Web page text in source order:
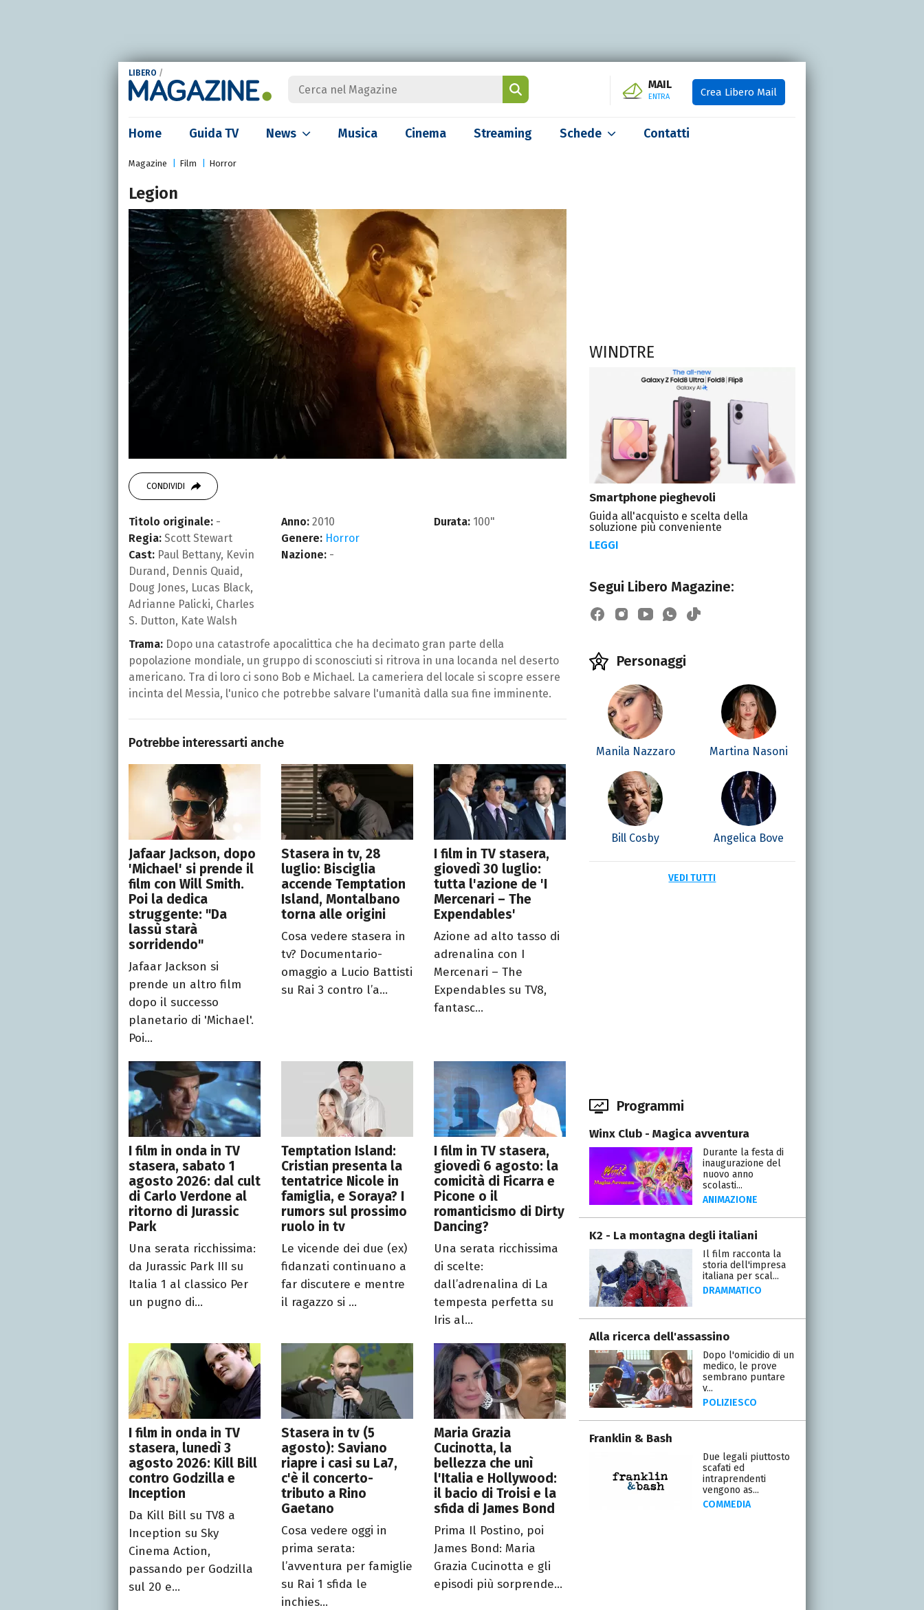
LIBERO /
MAIL
ENTRA Crea Libero Mail
Home Guida TV News Musica Cinema Streaming Schede Contatti
Magazine Film Horror
Legion
CONDIVIDI
Titolo originale: -
Regia: Scott Stewart
Cast: Paul Bettany, Kevin
Durand, Dennis Quaid,
Doug Jones, Lucas Black,
Adrianne Palicki, Charles
S. Dutton, Kate Walsh
Anno: 2010
Genere: Horror
Nazione: -
Durata: 100"
Trama: Dopo una catastrofe apocalittica che ha decimato gran parte della
popolazione mondiale, un gruppo di sconosciuti si ritrova in una locanda nel deserto
americano. Tra di loro ci sono Bob e Michael. La cameriera del locale si scopre essere
incinta del Messia, l'unico che potrebbe salvare l'umanità dalla sua fine imminente.
Potrebbe interessarti anche
Jafaar Jackson, dopo
'Michael' si prende il
film con Will Smith.
Poi la dedica
struggente: "Da
lassù starà
sorridendo"
Jafaar Jackson si
prende un altro film
dopo il successo
planetario di 'Michael'.
Poi...
Stasera in tv, 28
luglio: Bisciglia
accende Temptation
Island, Montalbano
torna alle origini
Cosa vedere stasera in
tv? Documentario-
omaggio a Lucio Battisti
su Rai 3 contro l’a...
I film in TV stasera,
giovedì 30 luglio:
tutta l'azione de 'I
Mercenari – The
Expendables'
Azione ad alto tasso di
adrenalina con I
Mercenari – The
Expendables su TV8,
fantasc...
I film in onda in TV
stasera, sabato 1
agosto 2026: dal cult
di Carlo Verdone al
ritorno di Jurassic
Park
Una serata ricchissima:
da Jurassic Park III su
Italia 1 al classico Per
un pugno di...
Temptation Island:
Cristian presenta la
tentatrice Nicole in
famiglia, e Soraya? I
rumors sul prossimo
ruolo in tv
Le vicende dei due (ex)
fidanzati continuano a
far discutere e mentre
il ragazzo si ...
I film in TV stasera,
giovedì 6 agosto: la
comicità di Ficarra e
Picone o il
romanticismo di Dirty
Dancing?
Una serata ricchissima
di scelte:
dall’adrenalina di La
tempesta perfetta su
Iris al...
I film in onda in TV
stasera, lunedì 3
agosto 2026: Kill Bill
contro Godzilla e
Inception
Da Kill Bill su TV8 a
Inception su Sky
Cinema Action,
passando per Godzilla
sul 20 e...
Stasera in tv (5
agosto): Saviano
riapre i casi su La7,
c'è il concerto-
tributo a Rino
Gaetano
Cosa vedere oggi in
prima serata:
l’avventura per famiglie
su Rai 1 sfida le
inchies...
Maria Grazia
Cucinotta, la
bellezza che unì
l'Italia e Hollywood:
il bacio di Troisi e la
sfida di James Bond
Prima Il Postino, poi
James Bond: Maria
Grazia Cucinotta e gli
episodi più sorprende...
WINDTRE
Smartphone pieghevoli
Guida all'acquisto e scelta della
soluzione più conveniente
LEGGI
Segui Libero Magazine:
Personaggi
Manila Nazzaro Martina Nasoni
Bill Cosby Angelica Bove
VEDI TUTTI
Programmi
Winx Club - Magica avventura
Durante la festa di
inaugurazione del
nuovo anno
scolasti...
ANIMAZIONE
K2 - La montagna degli italiani
Il film racconta la
storia dell'impresa
italiana per scal...
DRAMMATICO
Alla ricerca dell'assassino
Dopo l'omicidio di un
medico, le prove
sembrano puntare
v...
POLIZIESCO
Franklin & Bash
Due legali piuttosto
scafati ed
intraprendenti
vengono as...
COMMEDIA